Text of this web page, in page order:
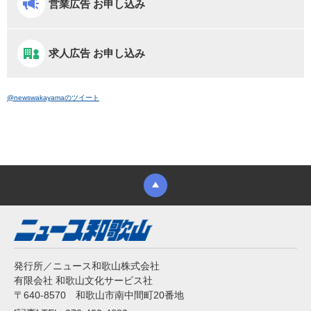
営業広告 お申し込み
求人広告 お申し込み
@newswakayamaのツイート
発行所／ニュース和歌山株式会社
有限会社 和歌山文化サービス社
〒640-8570 和歌山市南中間町20番地